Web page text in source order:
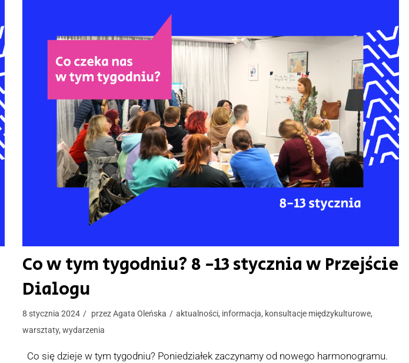
Co w tym tygodniu? 8 -13 stycznia w Przejście
Dialogu
8 stycznia 2024 przezAgata Oleńska aktualności, informacja, konsultacje międzykulturowe,
warsztaty, wydarzenia
Co się dzieje w tym tygodniu? Poniedziałek zaczynamy od nowego harmonogramu.